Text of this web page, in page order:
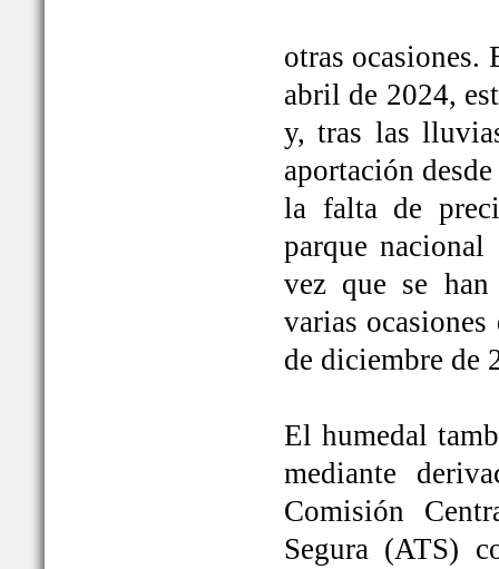
otras ocasiones.
abril de 2024,
y, tras las
aportación
la falta de
parque
vez que se
varias
de diciembre de
El humedal
mediante
Comisión
Segura (ATS)